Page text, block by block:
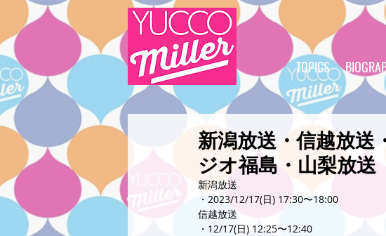
TOPICS
新潟放送・信越放送
ジオ福島・山梨放送
新潟放送
・2023/12/17(日) 17:30〜18:00
信越放送
・12/17(日) 12:25〜12:40